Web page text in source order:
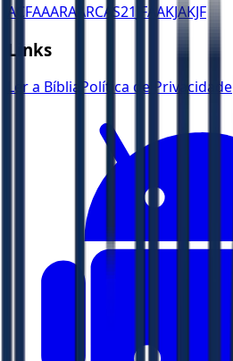
ACFAAARA ARCAS21 JFAAKJAKJF
Links
Ler a Bíblia Política de Privacidade